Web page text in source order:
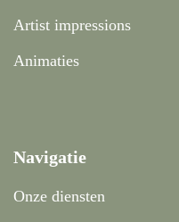
Artist impressions
Animaties
Navigatie
Onze diensten